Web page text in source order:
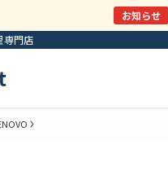
専門店